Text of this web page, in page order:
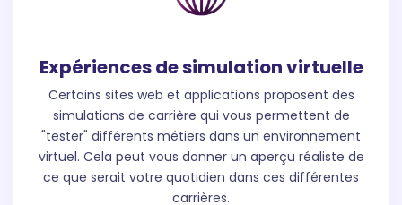
Expériences de simulation virtuelle
Certains sites web et applications proposent des
simulations de carrière qui vous permettent de
"tester" différents métiers dans un environnement
virtuel. Cela peut vous donner un aperçu réaliste de
ce que serait votre quotidien dans ces différentes
carrières.